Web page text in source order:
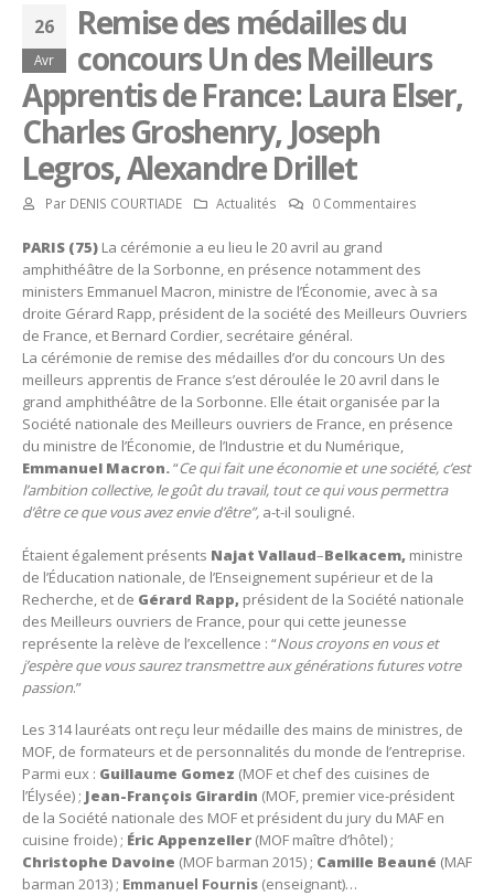
26
Avr
Remise des médailles du
concours Un des Meilleurs
Apprentis de France: Laura Elser,
Charles Groshenry, Joseph
Legros, Alexandre Drillet
Par DENIS COURTIADE Actualités 0 Commentaires
PARIS (75) La cérémonie a eu lieu le 20 avril au grand
amphithéâtre de la Sorbonne, en présence notamment des
ministers Emmanuel Macron, ministre de l’Économie, avec à sa
droite Gérard Rapp, président de la société des Meilleurs Ouvriers
de France, et Bernard Cordier, secrétaire général.
La cérémonie de remise des médailles d’or du concours Un des
meilleurs apprentis de France s’est déroulée le 20 avril dans le
grand amphithéâtre de la Sorbonne. Elle était organisée par la
Société nationale des Meilleurs ouvriers de France, en présence
du ministre de l’Économie, de l’Industrie et du Numérique,
Emmanuel Macron.“Ce qui fait une économie et une société, c’est
l’ambition collective, le goût du travail, tout ce qui vous permettra
d’être ce que vous avez envie d’être”, a-t-il souligné.
Étaient également présents Najat Vallaud–Belkacem, ministre
de l’Éducation nationale, de l’Enseignement supérieur et de la
Recherche, et de Gérard Rapp, président de la Société nationale
des Meilleurs ouvriers de France, pour qui cette jeunesse
représente la relève de l’excellence : “Nous croyons en vous et
j’espère que vous saurez transmettre aux générations futures votre
passion.”
Les 314 lauréats ont reçu leur médaille des mains de ministres, de
MOF, de formateurs et de personnalités du monde de l’entreprise.
Parmi eux : Guillaume Gomez (MOF et chef des cuisines de
l’Élysée) ; Jean-François Girardin (MOF, premier vice-président
de la Société nationale des MOF et président du jury du MAF en
cuisine froide) ; Éric Appenzeller (MOF maître d’hôtel) ;
Christophe Davoine (MOF barman 2015) ; Camille Beauné (MAF
barman 2013) ; Emmanuel Fournis (enseignant)…